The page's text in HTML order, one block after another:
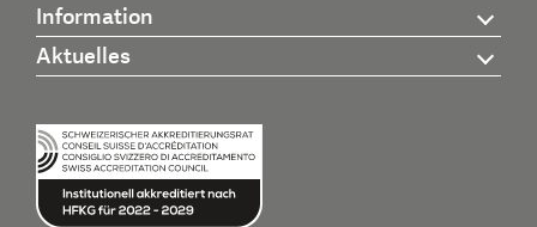
Information
Aktuelles